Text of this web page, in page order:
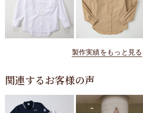
製作実績をもっと見る
関連するお客様の声